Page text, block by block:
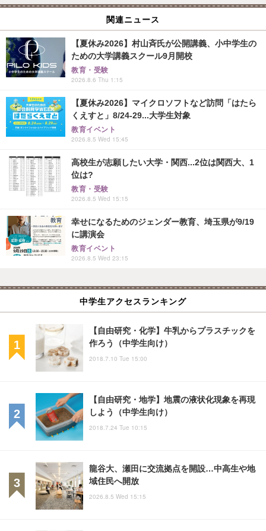
関連ニュース
【夏休み2026】村山斉氏が公開講義、小中学生の
ための大学講義スクール9月開校
教育・受験
2026.8.6 Thu 1:15
【夏休み2026】マイクロソフトなど訪問「はたら
くえすと」8/24-29...大学生対象
教育イベント
2026.8.5 Wed 15:45
高校生が志願したい大学・関西...2位は関西大、1
位は?
教育・受験
2026.8.5 Wed 15:15
幸せになるためのジェンダー教育、埼玉県が9/19
に講演会
教育イベント
2026.8.5 Wed 23:15
中学生アクセスランキング
【自由研究・化学】牛乳からプラスチックを
作ろう（中学生向け）
2018.7.10 Tue 15:00
【自由研究・地学】地震の液状化現象を再現
しよう（中学生向け）
2018.7.24 Tue 10:15
龍谷大、瀬田に交流拠点を開設…中高生や地
域住民へ開放
2026.8.5 Wed 15:15